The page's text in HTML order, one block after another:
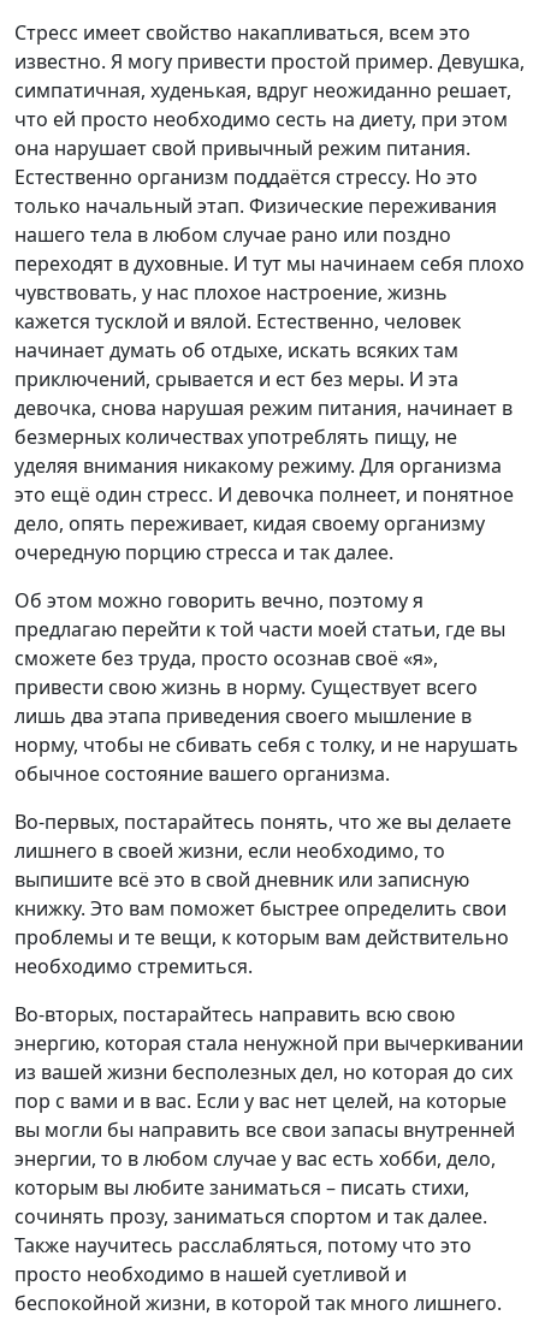
Стресс имеет свойство накапливаться, всем это
известно. Я могу привести простой пример. Девушка,
симпатичная, худенькая, вдруг неожиданно решает,
что ей просто необходимо сесть на диету, при этом
она нарушает свой привычный режим питания.
Естественно организм поддаётся стрессу. Но это
только начальный этап. Физические переживания
нашего тела в любом случае рано или поздно
переходят в духовные. И тут мы начинаем себя плохо
чувствовать, у нас плохое настроение, жизнь
кажется тусклой и вялой. Естественно, человек
начинает думать об отдыхе, искать всяких там
приключений, срывается и ест без меры. И эта
девочка, снова нарушая режим питания, начинает в
безмерных количествах употреблять пищу, не
уделяя внимания никакому режиму. Для организма
это ещё один стресс. И девочка полнеет, и понятное
дело, опять переживает, кидая своему организму
очередную порцию стресса и так далее.
Об этом можно говорить вечно, поэтому я
предлагаю перейти к той части моей статьи, где вы
сможете без труда, просто осознав своё «я»,
привести свою жизнь в норму. Существует всего
лишь два этапа приведения своего мышление в
норму, чтобы не сбивать себя с толку, и не нарушать
обычное состояние вашего организма.
Во-первых, постарайтесь понять, что же вы делаете
лишнего в своей жизни, если необходимо, то
выпишите всё это в свой дневник или записную
книжку. Это вам поможет быстрее определить свои
проблемы и те вещи, к которым вам действительно
необходимо стремиться.
Во-вторых, постарайтесь направить всю свою
энергию, которая стала ненужной при вычеркивании
из вашей жизни бесполезных дел, но которая до сих
пор с вами и в вас. Если у вас нет целей, на которые
вы могли бы направить все свои запасы внутренней
энергии, то в любом случае у вас есть хобби, дело,
которым вы любите заниматься – писать стихи,
сочинять прозу, заниматься спортом и так далее.
Также научитесь расслабляться, потому что это
просто необходимо в нашей суетливой и
беспокойной жизни, в которой так много лишнего.